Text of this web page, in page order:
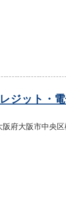
レジット・
阪府大阪市中央